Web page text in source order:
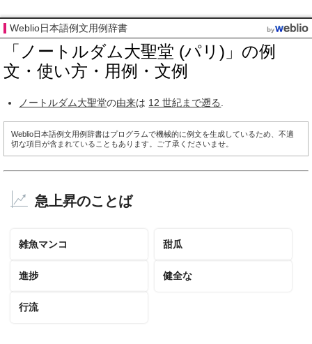
Weblio日本語例文用例辞書
「ノートルダム大聖堂 (パリ)」の例
文・使い方・用例・文例
ノートルダム大聖堂の由来は 12 世紀まで遡る
Weblio日本語例文用例辞書はプログラムで機械的に例文を生成しているため、不適
切な項目が含まれていることもあります。ご了承くださいませ。
急上昇のことば
雑魚マンコ 甜瓜
進捗 健全な
行流